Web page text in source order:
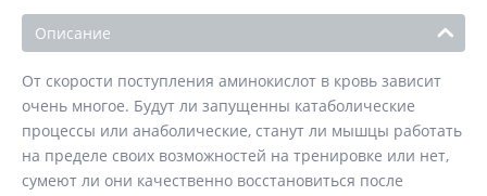
Описание
От скорости поступления аминокислот в кровь зависит
очень многое. Будут ли запущенны катаболические
процессы или анаболические, станут ли мышцы работать
на пределе своих возможностей на тренировке или нет,
сумеют ли они качественно восстановиться после